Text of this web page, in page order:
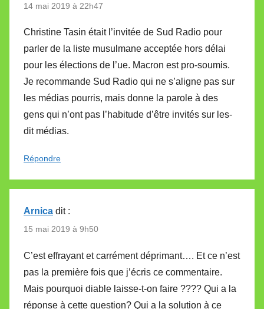
14 mai 2019 à 22h47
Christine Tasin était l’invitée de Sud Radio pour
parler de la liste musulmane acceptée hors délai
pour les élections de l’ue. Macron est pro-soumis.
Je recommande Sud Radio qui ne s’aligne pas sur
les médias pourris, mais donne la parole à des
gens qui n’ont pas l’habitude d’être invités sur les-
dit médias.
Répondre
Arnica dit :
15 mai 2019 à 9h50
C’est effrayant et carrément déprimant…. Et ce n’est
pas la première fois que j’écris ce commentaire.
Mais pourquoi diable laisse-t-on faire ???? Qui a la
réponse à cette question? Qui a la solution à ce